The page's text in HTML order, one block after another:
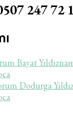
247 72
Bayat
Dodurga